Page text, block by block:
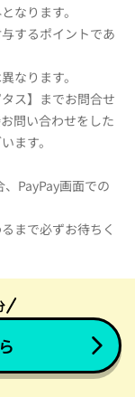
なります。
するポイントであ
なります。
ス】までお問合せ
問い合わせをした
ます。
PayPay画面での
まで必ずお待ちく